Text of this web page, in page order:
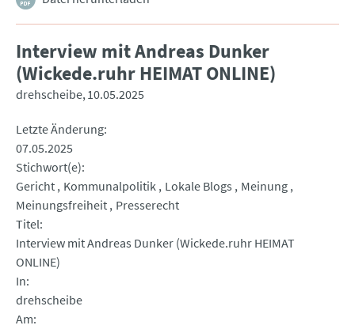
Interview mit Andreas Dunker
(Wickede.ruhr HEIMAT ONLINE)
drehscheibe 10.05.2025
Letzte Änderung
07.05.2025
Stichwort(e)
Gericht Kommunalpolitik Lokale Blogs
Meinung
Meinungsfreiheit Presserecht
Titel
Interview mit Andreas Dunker (Wickede.ruhr HEIMAT
ONLINE)
In
drehscheibe
Am